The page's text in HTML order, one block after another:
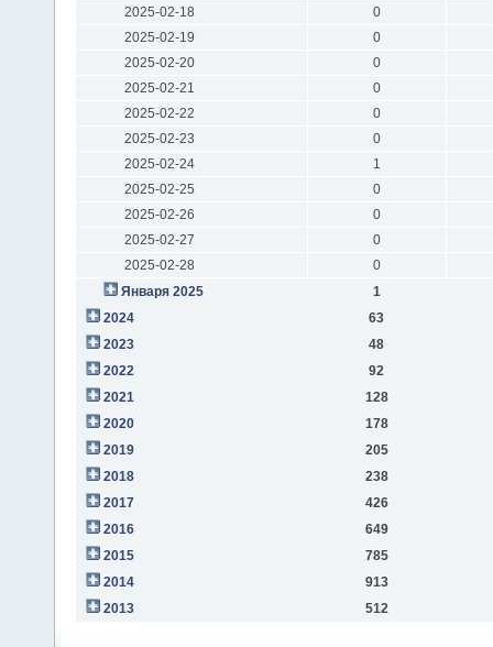
2025-02-18
0
2025-02-19
0
2025-02-20
0
2025-02-21
0
2025-02-22
0
2025-02-23
0
2025-02-24
1
2025-02-25
0
2025-02-26
0
2025-02-27
0
2025-02-28
0
Января 2025
1
2024
63
2023
48
2022
92
2021
128
2020
178
2019
205
2018
238
2017
426
2016
649
2015
785
2014
913
2013
512